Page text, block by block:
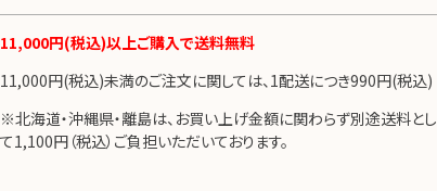
11,000円(税込)以上ご購入で送料無料
11,000円(税込)未満のご注文に関しては、1配送につき990円(税込)
※北海道・沖縄県・離島は、お買い上げ金額に関わらず別途送料とし
て1,100円（税込）ご負担いただいております。